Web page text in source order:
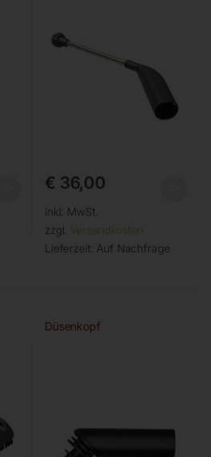
€ 36,00
inkl. MwSt.
zzgl. Versandkosten
Lieferzeit: Auf Nachfrage
Düsenkopf